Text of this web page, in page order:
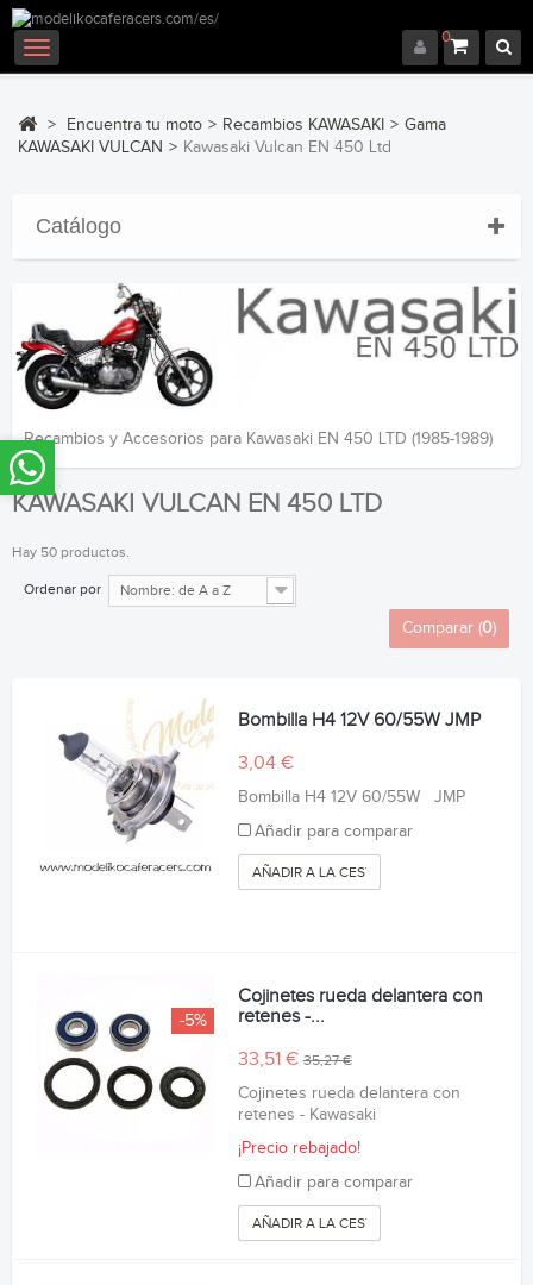
0
Navegación
Toggle
> Encuentra tu moto > Recambios KAWASAKI > Gama
KAWASAKI VULCAN > Kawasaki Vulcan EN 450 Ltd
Catálogo
Recambios y Accesorios para Kawasaki EN 450 LTD (1985-1989)
KAWASAKI VULCAN EN 450 LTD
Hay 50 productos.
Ordenar por Nombre: de A a Z
Comparar (0)
Bombilla H4 12V 60/55W JMP
3,04 €
Bombilla H4 12V 60/55W JMP
Añadir para comparar
AÑADIR A LA CESTA
-5%
Cojinetes rueda delantera con
retenes -...
33,51 €35,27 €
Cojinetes rueda delantera con
retenes - Kawasaki
¡Precio rebajado!
Añadir para comparar
AÑADIR A LA CESTA